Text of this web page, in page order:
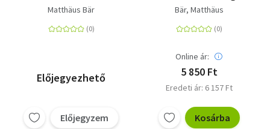
Matthäus Bär
Előjegyezhető
Előjegyzem
Tier-Abenteuer zum
Bär, Matthäus
Online ár:
5 850 Ft
Eredeti ár: 6 157 Ft
Kosárba